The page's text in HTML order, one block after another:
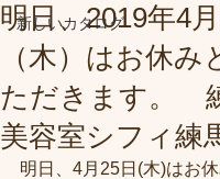
新しいカタログ
明日、2019年4
（木）はお休み
ただきます。
美容室シフィ練
明日、4月25日(木)はお